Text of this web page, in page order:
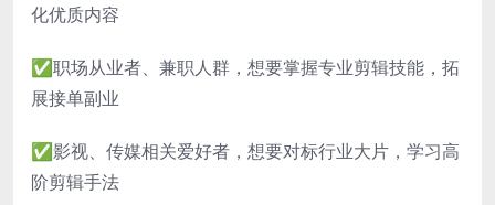
化优质内容
✅职场从业者、兼职人群，想要掌握专业剪辑技能，拓
展接单副业
✅影视、传媒相关爱好者，想要对标行业大片，学习高
阶剪辑手法